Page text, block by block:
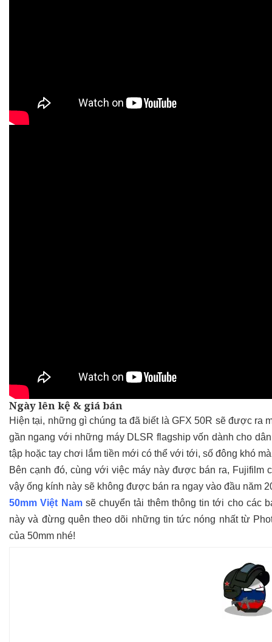
Ngày lên kệ & giá bán
Hiện tại, những gì chúng ta đã biết là GFX 50R sẽ được ra
gần ngang với những máy DLSR flagship vốn dành cho
tập hoặc tay chơi lắm tiền mới có thể với tới, số đông khó
Bên cạnh đó, cùng với việc máy này được bán ra, Fujifilm
vậy ống kính này sẽ không được bán ra ngay vào đầu năm
50mm Việt Namsẽ chuyển tải thêm thông tin tới cho các
này và đừng quên theo dõi những tin tức nóng nhất từ
của 50mm nhé!